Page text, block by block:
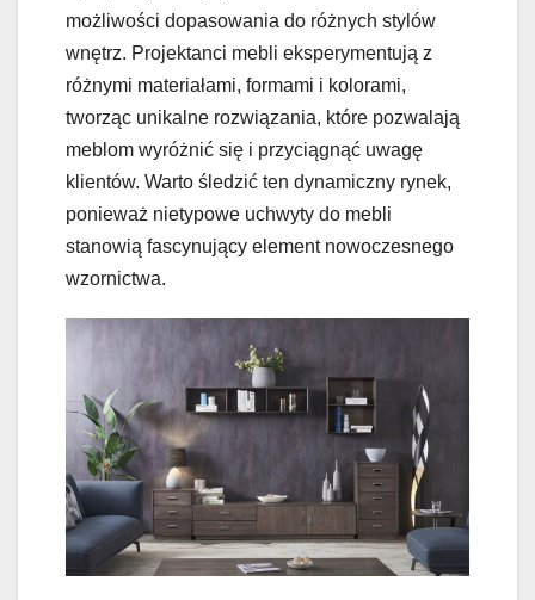
możliwości dopasowania do różnych stylów
wnętrz. Projektanci mebli eksperymentują z
różnymi materiałami, formami i kolorami,
tworząc unikalne rozwiązania, które pozwalają
meblom wyróżnić się i przyciągnąć uwagę
klientów. Warto śledzić ten dynamiczny rynek,
ponieważ nietypowe uchwyty do mebli
stanowią fascynujący element nowoczesnego
wzornictwa.